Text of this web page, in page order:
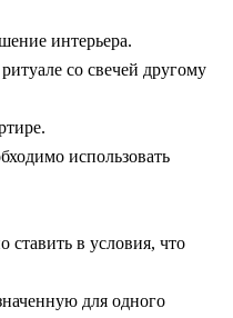
интерьера.
со свечей другому
использовать
ставить в условия, что
для одного